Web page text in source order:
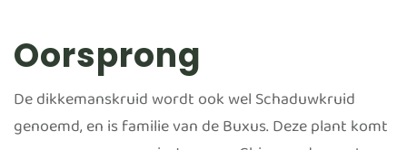
Oorsprong
De dikkemanskruid wordt ook wel Schaduwkruid
genoemd, en is familie van de Buxus. Deze plant komt